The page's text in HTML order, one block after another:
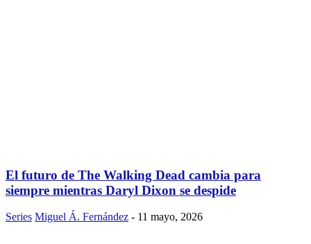
El futuro de The Walking Dead cambia para
siempre mientras Daryl Dixon se despide
Series Miguel Á. Fernández - 11 mayo, 2026